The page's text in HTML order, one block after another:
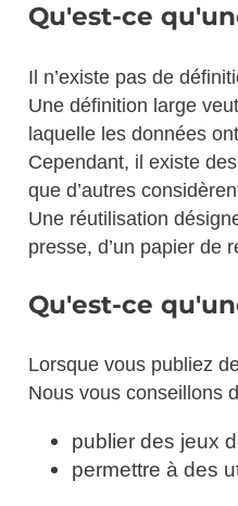
Qu'est-ce
Il n’existe pas de
Une définition large
laquelle les données
Cependant, il existe
que d’autres
Une réutilisation
presse, d’un papier de
Qu'est-ce
Lorsque vous publiez
Nous vous conseillons
publier des jeux
permettre à des